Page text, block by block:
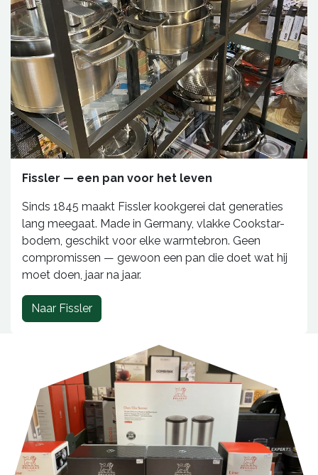
Fissler — een pan voor het leven
Sinds 1845 maakt Fissler kookgerei dat generaties
lang meegaat. Made in Germany, vlakke Cookstar-
bodem, geschikt voor elke warmtebron. Geen
compromissen — gewoon een pan die doet wat hij
moet doen, jaar na jaar.
Naar Fissler